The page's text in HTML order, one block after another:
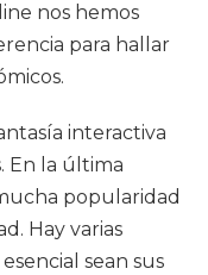
nos hemos
para hallar
interactiva
En la última
popularidad
Hay varias
sean sus